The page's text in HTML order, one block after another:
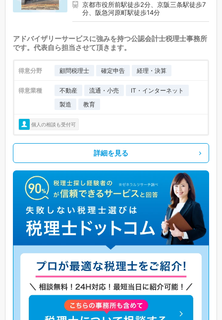
京都市役所前駅徒歩2分、京阪三条駅徒歩7
分、阪急河原町駅徒歩14分
アドバイザリーサービスに強みを持つ公認会計士税理士事務所
です。代表自ら担当させて頂きます。
得意分野 顧問税理士 確定申告 経理・決算
得意業種 不動産 流通・小売
IT・インターネット
製造
教育
個人の相談も受付可
詳細を見る